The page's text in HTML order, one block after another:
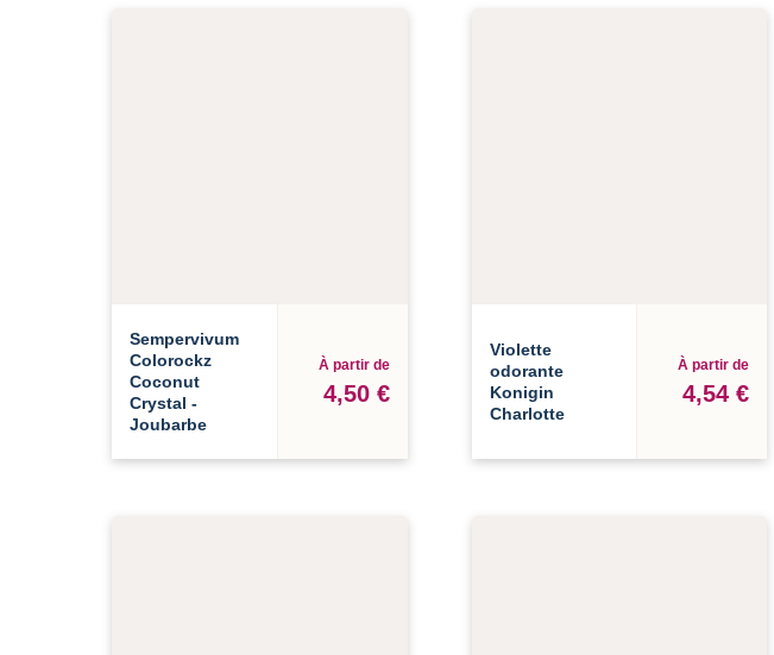
Sempervivum
Colorockz
Coconut
Crystal -
Joubarbe
À partir de
4,50 €
Violette
odorante
Konigin
Charlotte
À partir de
4,54 €